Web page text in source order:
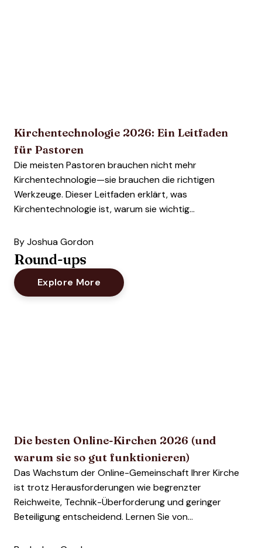
Kirchentechnologie 2026: Ein Leitfaden
für Pastoren
Die meisten Pastoren brauchen nicht mehr
Kirchentechnologie—sie brauchen die richtigen
Werkzeuge. Dieser Leitfaden erklärt, was
Kirchentechnologie ist, warum sie wichtig...
By Joshua Gordon
Round-ups
Explore More
Die besten Online-Kirchen 2026 (und
warum sie so gut funktionieren)
Das Wachstum der Online-Gemeinschaft Ihrer Kirche
ist trotz Herausforderungen wie begrenzter
Reichweite, Technik-Überforderung und geringer
Beteiligung entscheidend. Lernen Sie von...